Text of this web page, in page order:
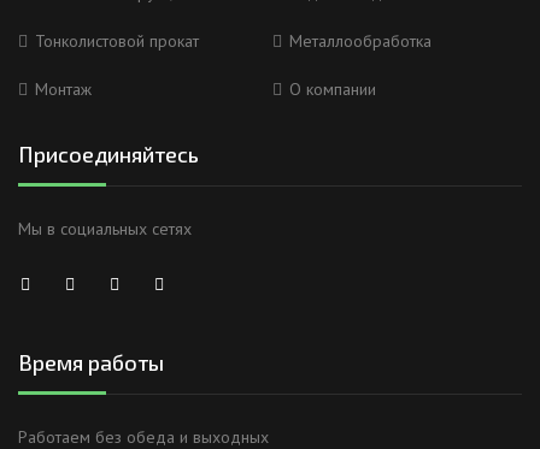
Тонколистовой прокат Металлообработка
Монтаж О компании
Присоединяйтесь
Мы в социальных сетях
Время работы
Работаем без обеда и выходных